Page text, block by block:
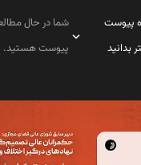
پیوست
بدانید
شما در حال
پیوست هستید.
اثنی‌عشری